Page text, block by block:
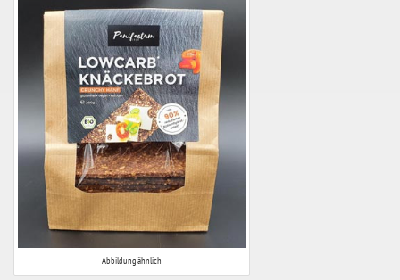
Abbildung ähnlich